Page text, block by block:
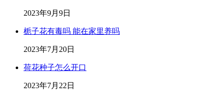
2023年9月9日
栀子花有毒吗 能在家里养吗
2023年7月20日
荷花种子怎么开口
2023年7月22日